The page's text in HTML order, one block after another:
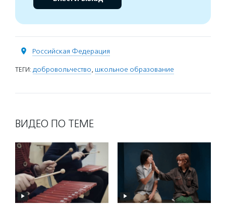
Российская Федерация
ТЕГИ: добровольчество, школьное образование
ВИДЕО ПО ТЕМЕ